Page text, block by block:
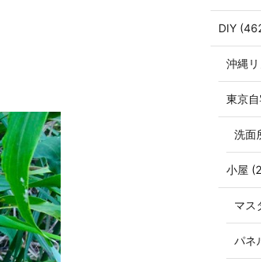
DIY
沖縄
東京
洗面
小屋
マス
パネ